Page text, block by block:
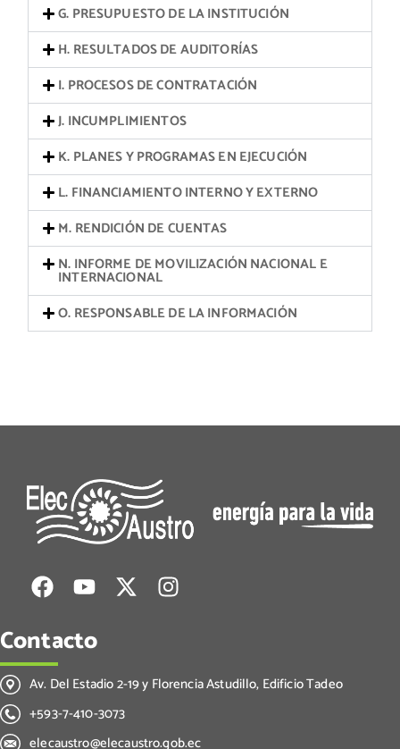
G. PRESUPUESTO DE LA INSTITUCIÓN
H. RESULTADOS DE AUDITORÍAS
I. PROCESOS DE CONTRATACIÓN
J. INCUMPLIMIENTOS
K. PLANES Y PROGRAMAS EN EJECUCIÓN
L. FINANCIAMIENTO INTERNO Y EXTERNO
M. RENDICIÓN DE CUENTAS
N. INFORME DE MOVILIZACIÓN NACIONAL E
INTERNACIONAL
O. RESPONSABLE DE LA INFORMACIÓN
Contacto
Av. Del Estadio 2-19 y Florencia Astudillo, Edificio Tadeo
+593-7-410-3073
elecaustro@elecaustro.gob.ec